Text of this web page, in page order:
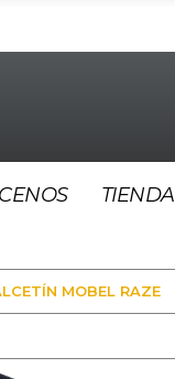
TIENDA
MOBEL RAZE